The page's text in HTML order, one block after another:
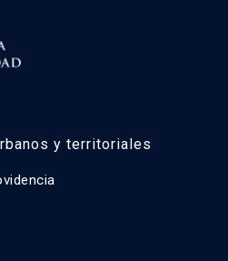
y territoriales